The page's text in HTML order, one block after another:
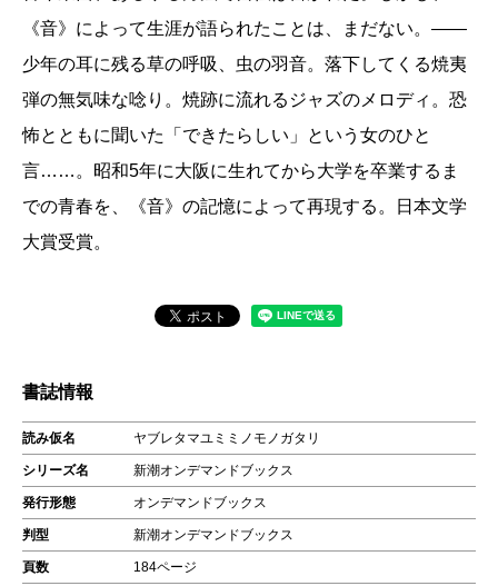
《音》によって生涯が語られたことは、まだない。――
少年の耳に残る草の呼吸、虫の羽音。落下してくる焼夷
弾の無気味な唸り。焼跡に流れるジャズのメロディ。恐
怖とともに聞いた「できたらしい」という女のひと
言……。昭和5年に大阪に生れてから大学を卒業するま
での青春を、《音》の記憶によって再現する。日本文学
大賞受賞。
書誌情報
読み仮名 ヤブレタマユミミノモノガタリ
シリーズ名 新潮オンデマンドブックス
発行形態 オンデマンドブックス
判型 新潮オンデマンドブックス
頁数 184ページ